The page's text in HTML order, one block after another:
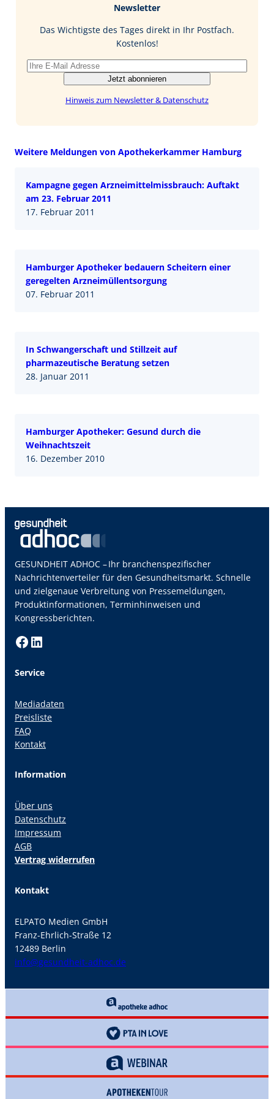
I
Newsletter
Das Wichtigste des Tages direkt in Ihr Postfach.
Kostenlos!
Jetzt abonnieren
Hinweis zum Newsletter & Datenschutz
Weitere Meldungen von Apothekerkammer Hamburg
Kampagne gegen Arzneimittelmissbrauch: Auftakt
am 23. Februar 2011
17. Februar 2011
Hamburger Apotheker bedauern Scheitern einer
geregelten Arzneimüllentsorgung
07. Februar 2011
In Schwangerschaft und Stillzeit auf
pharmazeutische Beratung setzen
28. Januar 2011
Hamburger Apotheker: Gesund durch die
Weihnachtszeit
16. Dezember 2010
GESUNDHEIT ADHOC – Ihr branchenspezifischer
Nachrichtenverteiler für den Gesundheitsmarkt. Schnelle
und zielgenaue Verbreitung von Pressemeldungen,
Produktinformationen, Terminhinweisen und
Kongressberichten.
Facebook LinkedIn
Service
Mediadaten
Preisliste
FAQ
Kontakt
Information
Über uns
Datenschutz
Impressum
AGB
Vertrag widerrufen
Kontakt
ELPATO Medien GmbH
Franz-Ehrlich-Straße 12
12489 Berlin
info@gesundheit-adhoc.de